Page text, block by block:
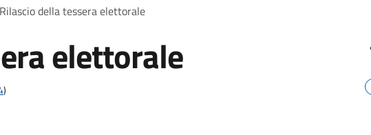
Rilascio della tessera elettorale
elettorale
)